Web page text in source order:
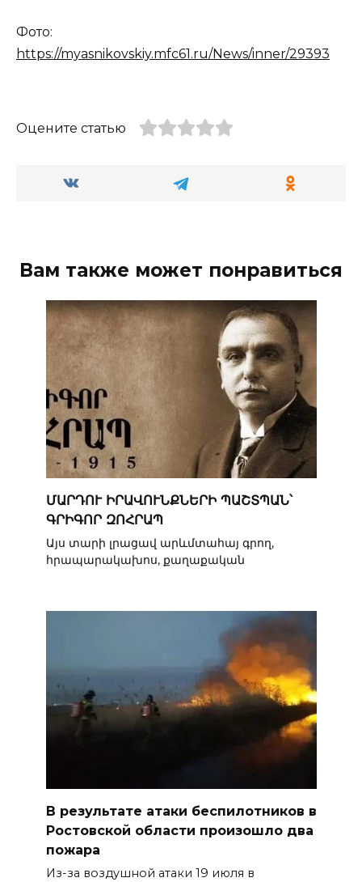
Фото:
https://myasnikovskiy.mfc61.ru/News/inner/29393
Оцените статью
Вам также может понравиться
ՄԱՐԴՈՒ ԻՐԱՎՈՒՆՔՆԵՐԻ ՊԱՇՏՊԱՆ՝
ԳՐԻԳՈՐ ԶՈՀՐԱՊ
Այս տարի լրացավ արևմտահայ գրող,
հրապարակախոս, քաղաքական
В результате атаки беспилотников в
Ростовской области произошло два
пожара
Из-за воздушной атаки 19 июля в